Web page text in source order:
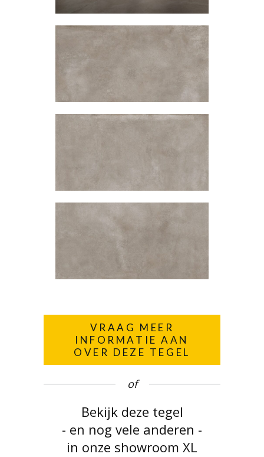
VRAAG MEER
INFORMATIE AAN
OVER DEZE TEGEL
of
Bekijk deze tegel
- en nog vele anderen -
in onze showroom XL